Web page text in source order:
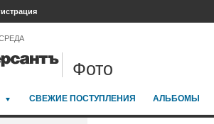
Фото
СВЕЖИЕ ПОСТУПЛЕНИЯ АЛЬБОМЫ